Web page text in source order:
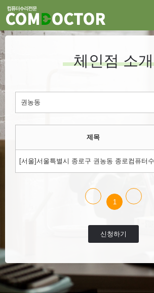
체인점 소개
제목
1
신청하기